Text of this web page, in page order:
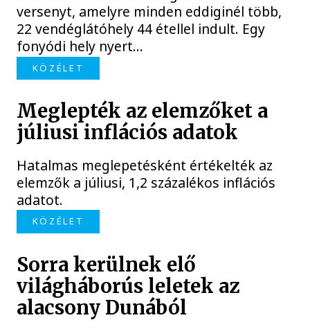
versenyt, amelyre minden eddiginél több,
22 vendéglátóhely 44 étellel indult. Egy
fonyódi hely nyert...
KÖZÉLET
Meglepték az elemzőket a
júliusi inflációs adatok
Hatalmas meglepetésként értékelték az
elemzők a júliusi, 1,2 százalékos inflációs
adatot.
KÖZÉLET
Sorra kerülnek elő
világháborús leletek az
alacsony Dunából